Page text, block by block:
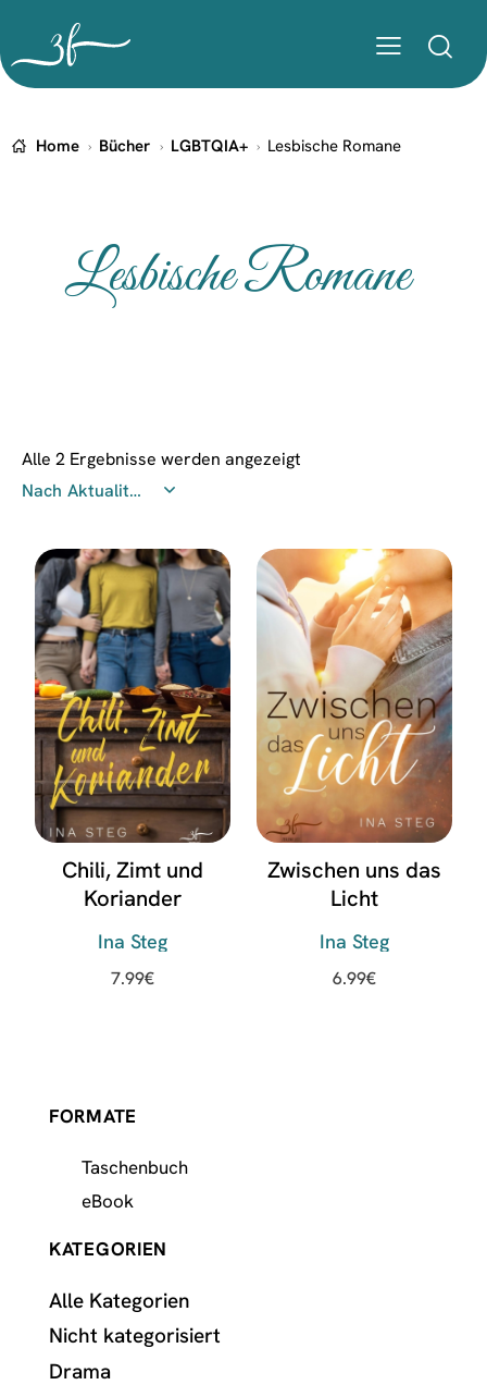
Home Bücher LGBTQIA+ Lesbische Romane
Lesbische Romane
Alle 2 Ergebnisse werden angezeigt
Chili, Zimt und
Koriander
Ina Steg
7.99€
Zwischen uns das
Licht
Ina Steg
6.99€
FORMATE
Taschenbuch
eBook
KATEGORIEN
Alle Kategorien
Nicht kategorisiert
Drama